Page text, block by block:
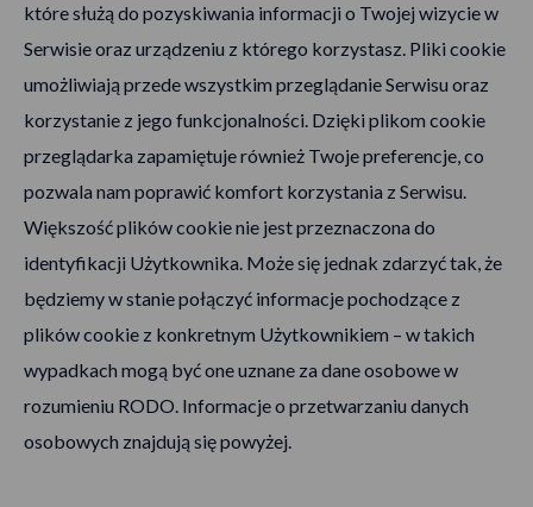
które służą do pozyskiwania informacji o Twojej wizycie w
Serwisie oraz urządzeniu z którego korzystasz. Pliki cookie
umożliwiają przede wszystkim przeglądanie Serwisu oraz
korzystanie z jego funkcjonalności. Dzięki plikom cookie
przeglądarka zapamiętuje również Twoje preferencje, co
pozwala nam poprawić komfort korzystania z Serwisu.
Większość plików cookie nie jest przeznaczona do
identyfikacji Użytkownika. Może się jednak zdarzyć tak, że
będziemy w stanie połączyć informacje pochodzące z
plików cookie z konkretnym Użytkownikiem – w takich
wypadkach mogą być one uznane za dane osobowe w
rozumieniu RODO. Informacje o przetwarzaniu danych
osobowych znajdują się powyżej.